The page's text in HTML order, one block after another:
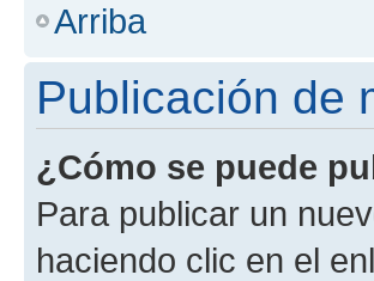
Arriba
Publicación de
¿Cómo se puede
Para publicar un
haciendo clic en el